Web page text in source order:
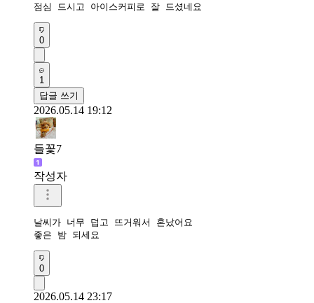
점심 드시고 아이스커피로 잘 드셨네요
0
1
답글 쓰기
2026.05.14 19:12
들꽃7
작성자
날씨가 너무 덥고 뜨거워서 혼났어요
좋은 밤 되세요
0
2026.05.14 23:17